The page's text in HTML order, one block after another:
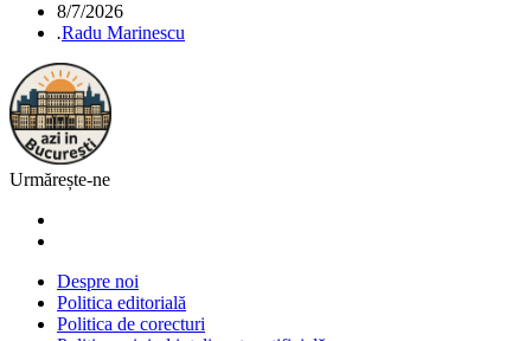
8/7/2026
.Radu Marinescu
Urmărește-ne
Despre noi
Politica editorială
Politica de corecturi